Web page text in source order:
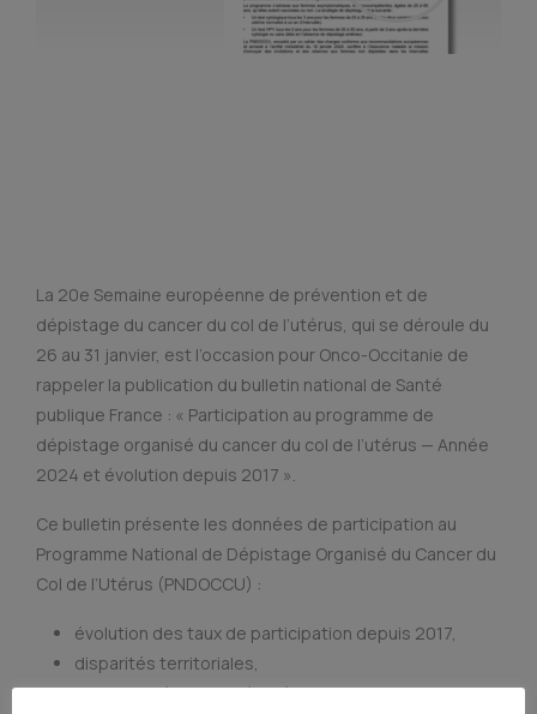
La 20e Semaine européenne de prévention et de
dépistage du cancer du col de l’utérus, qui se déroule du
26 au 31 janvier, est l’occasion pour Onco-Occitanie de
rappeler la publication du bulletin national de Santé
publique France : « Participation au programme de
dépistage organisé du cancer du col de l’utérus — Année
2024 et évolution depuis 2017 ».
Ce bulletin présente les données de participation au
Programme National de Dépistage Organisé du Cancer du
Col de l’Utérus (PNDOCCU) :
évolution des taux de participation depuis 2017,
disparités territoriales,
types de dépistage réalisés.